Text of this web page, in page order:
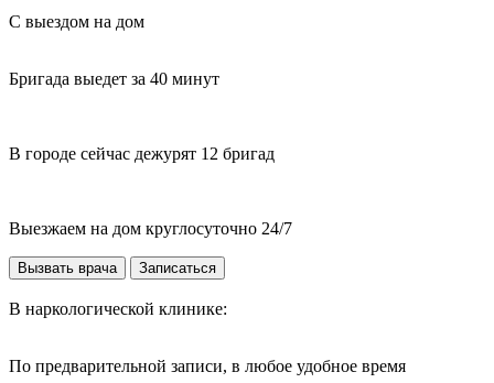
С выездом на дом
Бригада выедет за 40 минут
В городе сейчас дежурят 12 бригад
Выезжаем на дом круглосуточно 24/7
Вызвать врача Записаться
В наркологической клинике:
По предварительной записи, в любое удобное время